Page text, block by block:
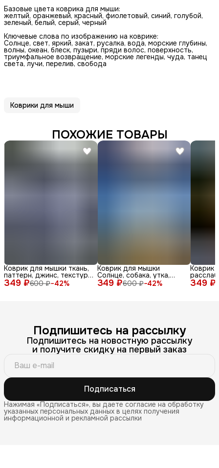
Базовые цвета коврика для мыши:
желтый, оранжевый, красный, фиолетовый, синий, голубой,
зеленый, белый, серый, черный
Ключевые слова по изображению на коврике:
Солнце, свет, яркий, закат, русалка, вода, морские глубины,
волны, океан, блеск, пузыри, пряди волос, поверхность,
триумфальное возвращение, морские легенды, чуда, танец
света, лучи, перелив, свобода
Коврики для мыши
ПОХОЖИЕ ТОВАРЫ
349 ₽600 ₽−42%
Коврик для мышки ткань,
паттерн, джинс, текстура,
синий, бел 349 ₽600 ₽−42%
Коврик для мышки
Солнце, собака, утка,
очки, море, доска, ле 349 ₽
Коврик
Подпишитесь на рассылку
Подпишитесь на новостную рассылку
и получите скидку на первый заказ
Подписаться
Нажимая «Подписаться», вы даете согласие на обработку
указанных персональных данных в целях получения
информационной и рекламной рассылки